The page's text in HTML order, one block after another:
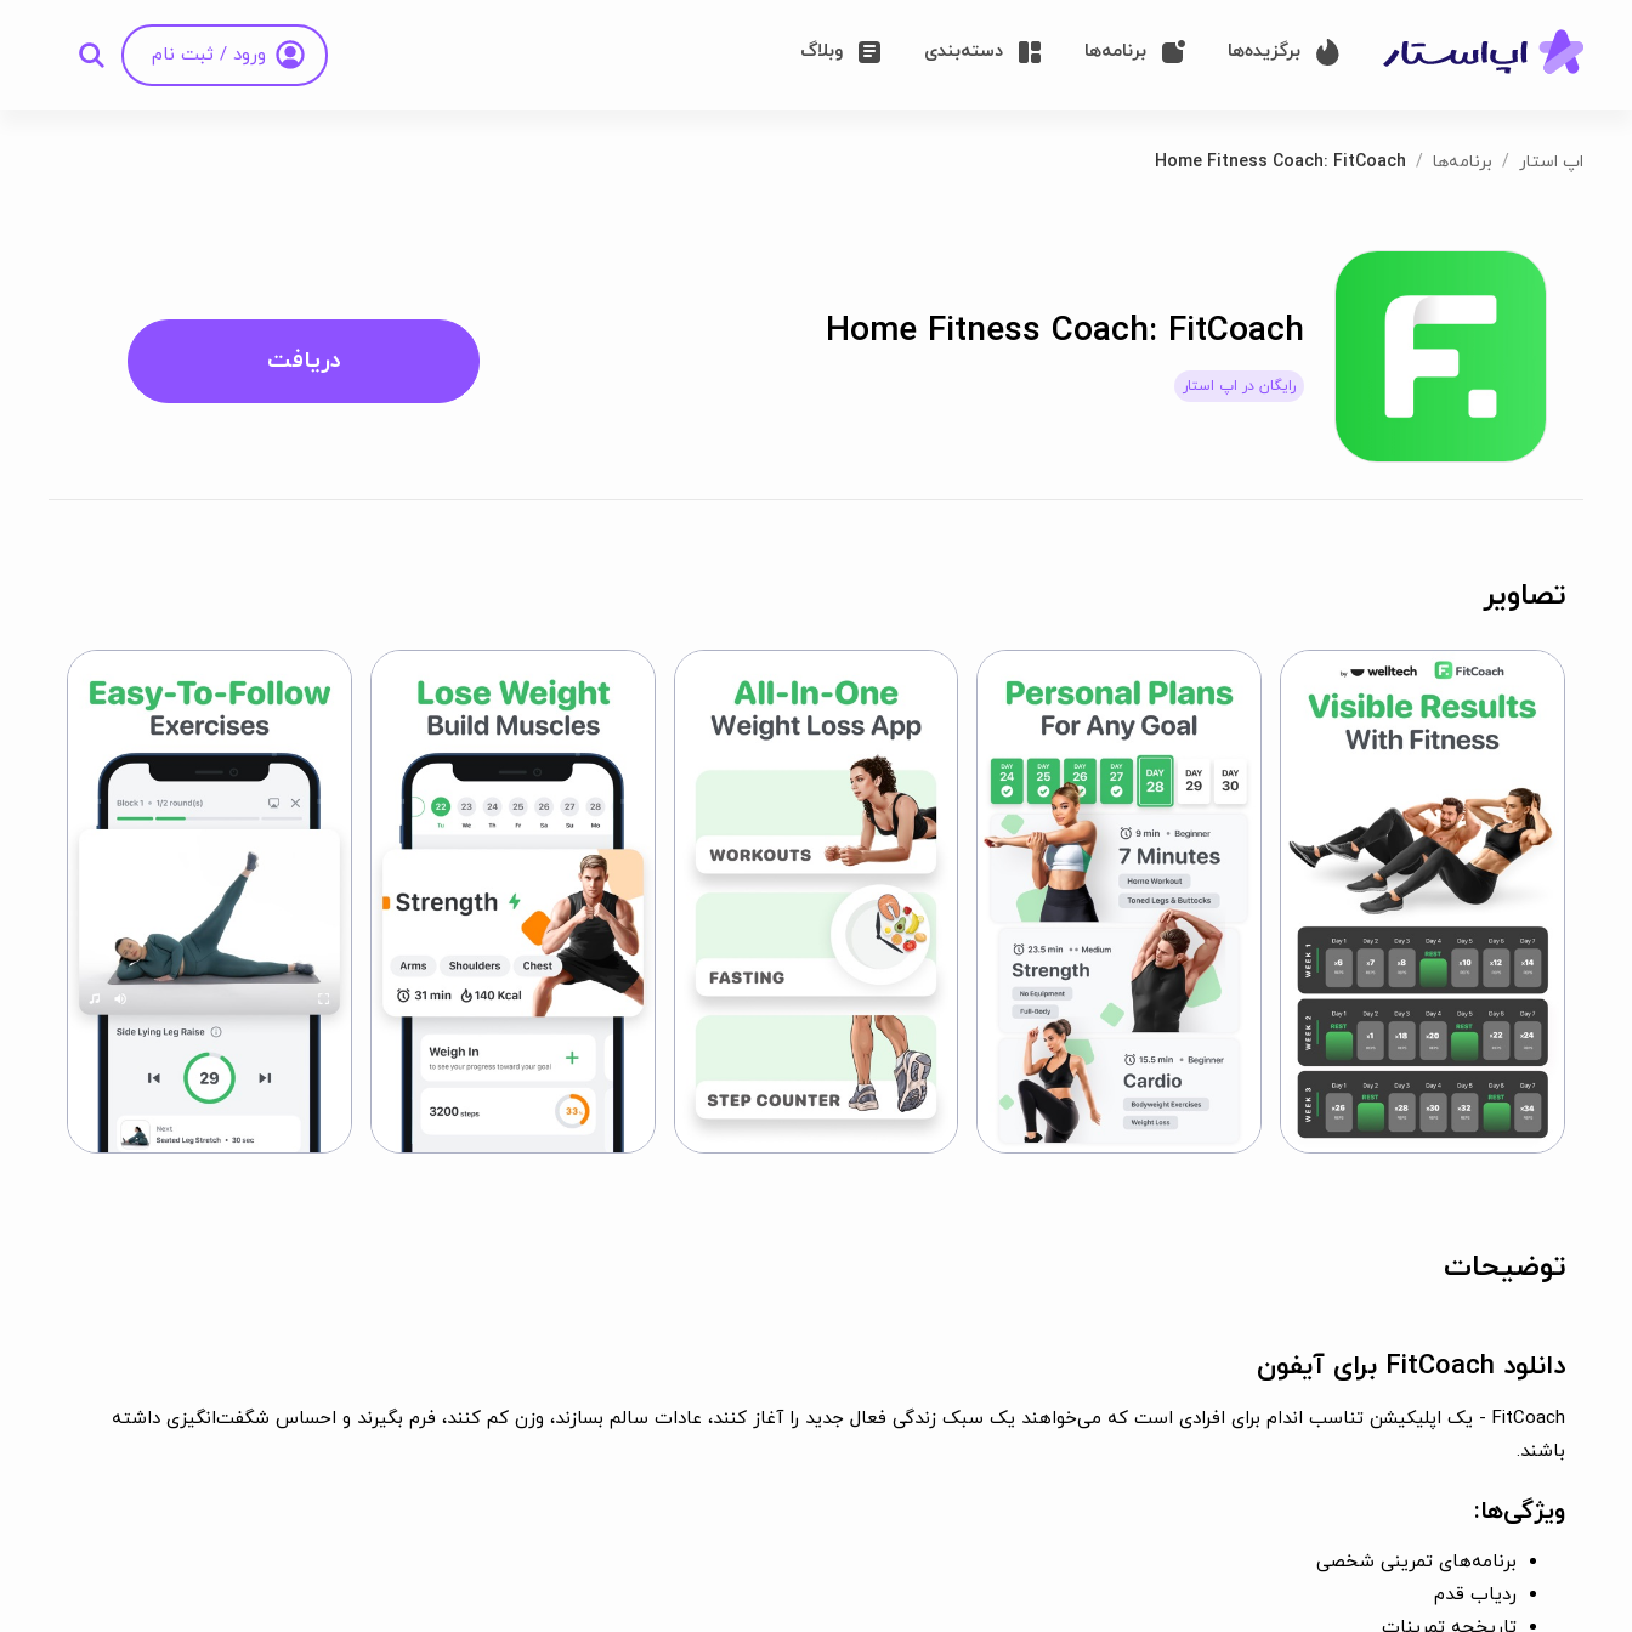
برگزیده‌ها برنامه‌ها دسته‌بندی وبلاگ ورود / ثبت نام
اپ استار برنامه‌ها Home Fitness Coach: FitCoach
Home Fitness Coach: FitCoach
رایگان در اپ استار
دریافت
تصاویر
توضیحات
دانلود FitCoach برای آیفون
FitCoach - یک اپلیکیشن تناسب اندام برای افرادی است که می‌خواهند یک سبک زندگی فعال جدید را آغاز کنند، عادات سالم بسازند، وزن کم کنند، فرم بگیرند و احساس شگفت‌انگیزی داشته
باشند.
ویژگی‌ها:
برنامه‌های تمرینی شخصی
ردیاب قدم